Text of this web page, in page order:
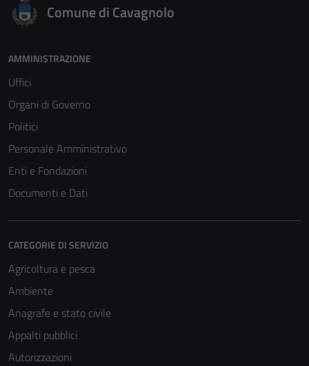
Comune di Cavagnolo
AMMINISTRAZIONE
Uffici
Organi di Governo
Politici
Personale Amministrativo
Enti e Fondazioni
Documenti e Dati
CATEGORIE DI SERVIZIO
Agricoltura e pesca
Ambiente
Anagrafe e stato civile
Appalti pubblici
Autorizzazioni